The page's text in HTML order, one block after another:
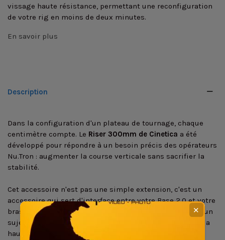
vissage haute résistance, permettant une reconfiguration
de votre rig en moins de deux minutes.
En savoir plus
Description
Dans la configuration d'un plateau de tournage, chaque
centimètre compte. Le Riser 300mm de Cinetica a été
développé pour répondre à un besoin précis des opérateurs
Nu.Tron : augmenter la course verticale sans sacrifier la
stabilité.
Cet accessoire n'est pas une simple extension, c'est un
accessoire qui sert d'interface entre votre Base 2.0 et votre
bras articulé. Sur des plans nécessitant de surplomber un
sujet (top shots) ou pour ajuster la hauteur de travail à la
hauteur des yeux sans avoir à modifier l'intégralité du
✕